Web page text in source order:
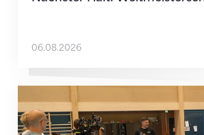
06.08.2026
Mit klaren Zielen nach Zagreb